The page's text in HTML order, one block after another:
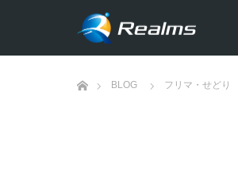
BLOG フリマ・せどり